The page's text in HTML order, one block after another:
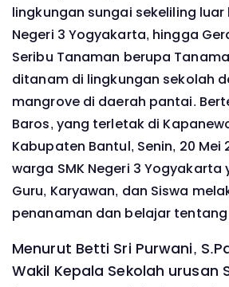
lingkungan sungai sekeliling luar
Negeri 3 Yogyakarta, hingga
Seribu Tanaman berupa
ditanam di lingkungan sekolah
mangrove di daerah pantai.
Baros, yang terletak di
Kabupaten Bantul, Senin, 20 Mei
warga SMK Negeri 3
Guru, Karyawan, dan Siswa
penanaman dan belajar
Menurut Betti Sri Purwani,
Wakil Kepala Sekolah urusan